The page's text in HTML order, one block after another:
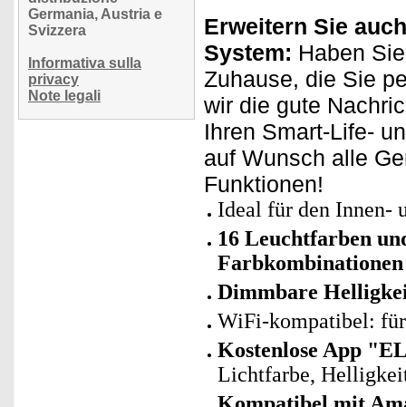
Germania, Austria e
Svizzera
Informativa sulla
privacy
Note legali
Erweitern Sie
System: Haben
Zuhause, die Sie
wir die gute
Ihren Smart-Life-
auf Wunsch alle
Funktionen!
Ideal für den Innen-
16 Leuchtfarben
Dimmbare
WiFi-kompatibel:
Kostenlose App
Lichtfarbe,